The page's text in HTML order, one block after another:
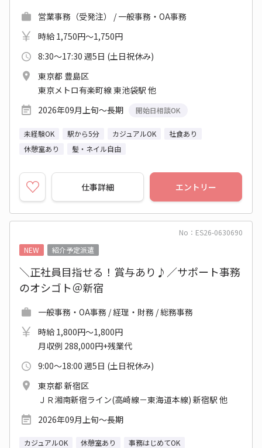
営業事務（受発注） / 一般事務・OA事務
時給 1,750円～1,750円
8:30～17:30 週5日 (土日祝休み)
東京都 豊島区
東京メトロ有楽町線 東池袋駅 他
2026年09月上旬～長期
開始日相談OK
未経験OK 駅から5分 カジュアルOK
社食あり
休憩室あり
髪・ネイル自由
仕事詳細 エントリー
No：ES26-0630690
NEW
紹介予定派遣
＼正社員目指せる！賞与あり♪／サポート事務
のオシゴト＠新宿
一般事務・OA事務 / 経理・財務 / 総務事務
時給 1,800円～1,800円
月収例 288,000円+残業代
9:00～18:00 週5日 (土日祝休み)
東京都 新宿区
ＪＲ湘南新宿ライン(高崎線－東海道本線) 新宿駅 他
2026年09月上旬～長期
カジュアルOK 休憩室あり 事務はじめてOK